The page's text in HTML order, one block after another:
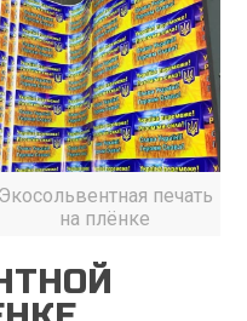
Экосольвентная печать
на плёнке